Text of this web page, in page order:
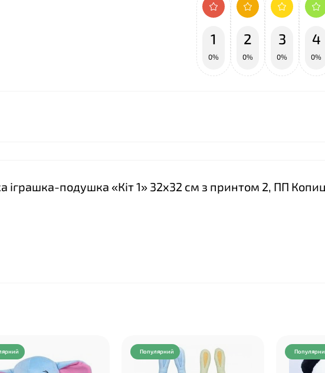
1
0%
2
0%
3
0%
4
0%
іграшка-подушка «Кіт 1» 32х32 см з принтом 2, ПП
Популярний